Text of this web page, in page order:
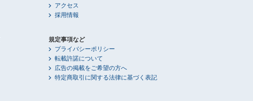
アクセス
採用情報
規定事項など
プライバシーポリシー
転載許諾について
広告の掲載をご希望の方へ
特定商取引に関する法律に基づく表記